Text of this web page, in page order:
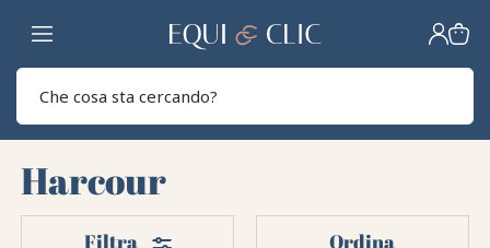
Casa
Harcour
Filtra Filtri Ordina